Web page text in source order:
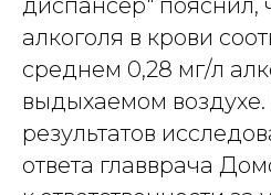
диспансер" пояснил,
алкоголя в крови
среднем 0,28 мг/л
выдыхаемом
результатов
ответа главврача